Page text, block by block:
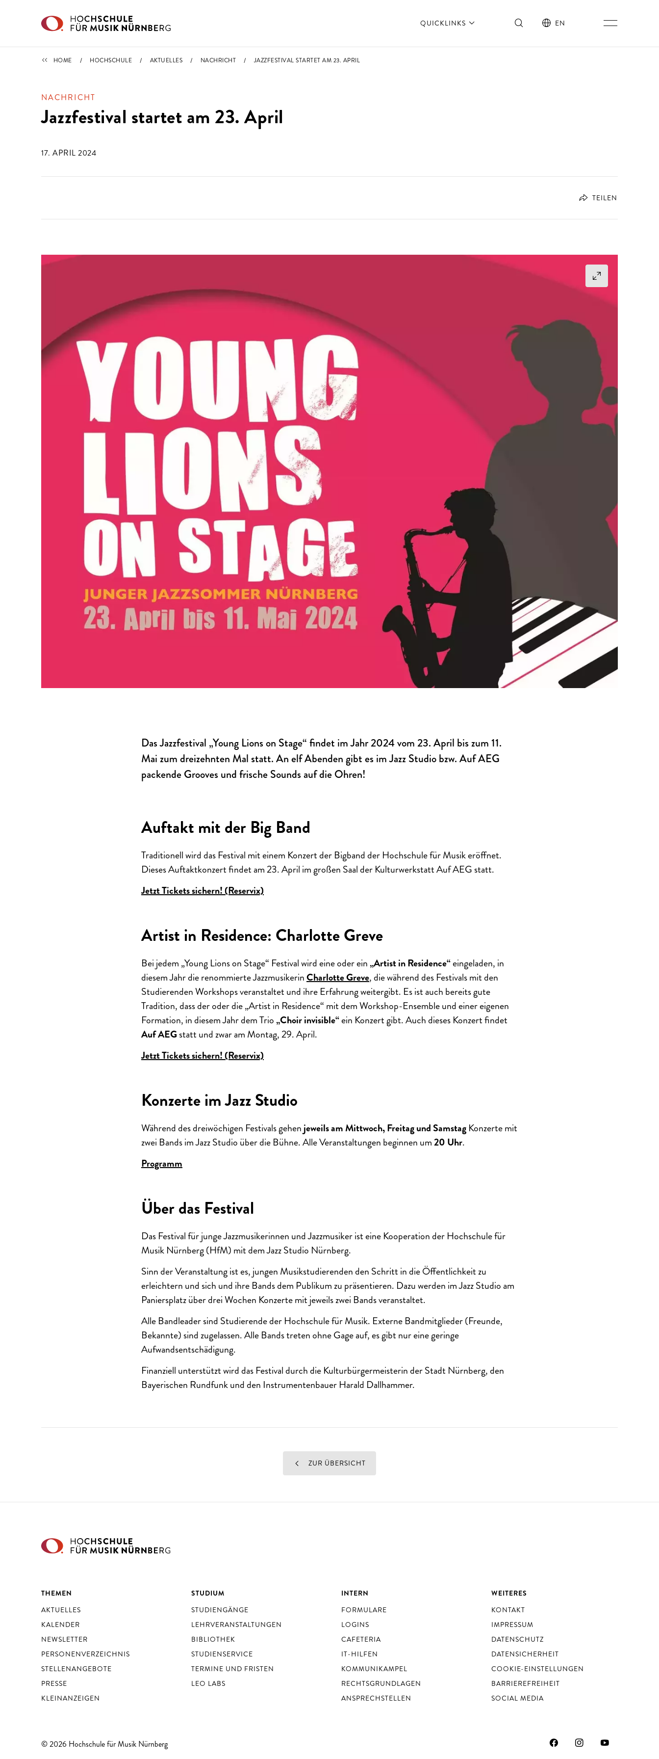
QUICKLINKS EN
NACHRICHTEN
HOME HOCHSCHULE AKTUELLES NACHRICHT JAZZFESTIVAL STARTET AM 23. APRIL
NACHRICHT
Jazzfestival startet am 23. April
17. APRIL 2024
TEILEN
Das Jazzfestival „Young Lions on Stage“ findet im Jahr 2024 vom 23. April bis zum 11.
Mai zum dreizehnten Mal statt. An elf Abenden gibt es im Jazz Studio bzw. Auf AEG
packende Grooves und frische Sounds auf die Ohren!
Auftakt mit der Big Band
Traditionell wird das Festival mit einem Konzert der Bigband der Hochschule für Musik eröffnet.
Dieses Auftaktkonzert findet am 23. April im großen Saal der Kulturwerkstatt Auf AEG statt.
Jetzt Tickets sichern! (Reservix)
Artist in Residence: Charlotte Greve
Bei jedem „Young Lions on Stage“ Festival wird eine oder ein„Artist in Residence“eingeladen, in
diesem Jahr die renommierte JazzmusikerinCharlotte Greve, die während des Festivals mit den
Studierenden Workshops veranstaltet und ihre Erfahrung weitergibt. Es ist auch bereits gute
Tradition, dass der oder die „Artist in Residence“ mit dem Workshop-Ensemble und einer eigenen
Formation, in diesem Jahr dem Trio„Choir invisible“ein Konzert gibt. Auch dieses Konzert findet
Auf AEGstatt und zwar am Montag, 29. April.
Jetzt Tickets sichern! (Reservix)
Konzerte im Jazz Studio
Während des dreiwöchigen Festivals gehen jeweils am Mittwoch, Freitag und Samstag Konzerte mit
zwei Bands im Jazz Studio über die Bühne. Alle Veranstaltungen beginnen um20 Uhr.
Programm
Über das Festival
Das Festival für junge Jazzmusikerinnen und Jazzmusiker ist eine Kooperation der Hochschule für
Musik Nürnberg (HfM) mit dem Jazz Studio Nürnberg.
Sinn der Veranstaltung ist es, jungen Musikstudierenden den Schritt in die Öffentlichkeit zu
erleichtern und sich und ihre Bands dem Publikum zu präsentieren. Dazu werden im Jazz Studio am
Paniersplatz über drei Wochen Konzerte mit jeweils zwei Bands veranstaltet.
Alle Bandleader sind Studierende der Hochschule für Musik. Externe Bandmitglieder (Freunde,
Bekannte) sind zugelassen. Alle Bands treten ohne Gage auf, es gibt nur eine geringe
Aufwandsentschädigung.
Finanziell unterstützt wird das Festival durch die Kulturbürgermeisterin der Stadt Nürnberg, den
Bayerischen Rundfunk und den Instrumentenbauer Harald Dallhammer.
ZUR ÜBERSICHT
THEMEN
AKTUELLES
KALENDER
NEWSLETTER
PERSONENVERZEICHNIS
STELLENANGEBOTE
PRESSE
KLEINANZEIGEN
STUDIUM
STUDIENGÄNGE
LEHRVERANSTALTUNGEN
BIBLIOTHEK
STUDIENSERVICE
TERMINE UND FRISTEN
LEO LABS
INTERN
FORMULARE
LOGINS
CAFETERIA
IT-HILFEN
KOMMUNIKAMPEL
RECHTSGRUNDLAGEN
ANSPRECHSTELLEN
WEITERES
KONTAKT
IMPRESSUM
DATENSCHUTZ
DATENSICHERHEIT
COOKIE-EINSTELLUNGEN
BARRIEREFREIHEIT
SOCIAL MEDIA
© 2026 Hochschule für Musik Nürnberg